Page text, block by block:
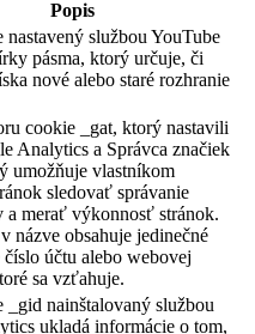
Popis
nastavený službou YouTube
pásma, ktorý určuje, či
nové alebo staré rozhranie
cookie _gat, ktorý nastavili
Analytics a Správca značiek
umožňuje vlastníkom
sledovať správanie
a merať výkonnosť stránok.
názve obsahuje jedinečné
účtu alebo webovej
sa vzťahuje.
_gid nainštalovaný službou
ukladá informácie o tom,